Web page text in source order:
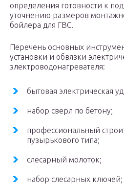
определения готовности к
уточнению размеров
бойлера для ГВС.
Перечень основных
установки и обвязки
электроводонагревателя:
бытовая электрическая
набор сверл по бетону;
профессиональный
пузырькового типа;
слесарный молоток;
набор слесарных ключей;